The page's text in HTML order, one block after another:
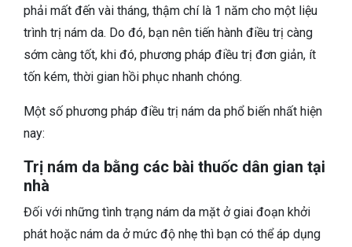
phải mất đến vài tháng, thậm chí là 1 năm cho một liệu
trình trị nám da. Do đó, bạn nên tiến hành điều trị càng
sớm càng tốt, khi đó, phương pháp điều trị đơn giản, ít
tốn kém, thời gian hồi phục nhanh chóng.
Một số phương pháp điều trị nám da phổ biến nhất hiện
nay:
Trị nám da bằng các bài thuốc dân gian tại
nhà
Đối với những tình trạng nám da mặt ở giai đoạn khởi
phát hoặc nám da ở mức độ nhẹ thì bạn có thể áp dụng